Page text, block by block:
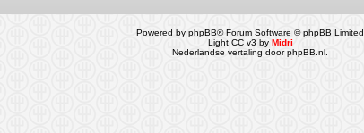
Powered by phpBB® Forum Software © phpBB Limited
Light CC v3 by Midri
Nederlandse vertaling doorphpBB.nl